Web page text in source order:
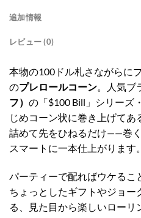
追加情報
レビュー (0)
本物の100ドル札さながらに
のプレロールコーン。人気ブ
フ） の「$100 Bill」シリーズ
じめコーン状に巻き上げて
詰めて先をひねるだけ——巻
スマートに一本仕上がります。
パーティーで配ればウケるこ
ちょっとしたギフトやジョ
る、見た目から楽しいローリ